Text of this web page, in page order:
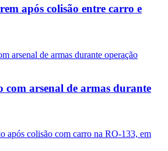
após colisão entre carro e
com arsenal de armas durante